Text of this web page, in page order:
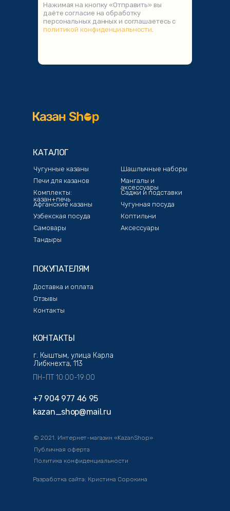
Нажимая на кнопку «Отправить» вы
даёте согласие на обработку
персональных данных и соглашаетесь с
политикой конфиденциальности
КАТАЛОГ
ПОКУПАТЕЛЯМ
ПН-ПТ 10:00-19:00
© 2021. Интернет-магазин «KazanShop»
Чугунные казаны
Печи для казанов
Комплекты:
казан+печь
Афганские казаны
Узбекская посуда
Шашлычные наборы
Мангалы и
аксессуары
Доставка и оплата
Отзывы
Контакты
Саджи и подставки
Аксессуары
Политика конфиденциальности
Самовары
Коптильни
Разработка сайта: Кристина Сорокина
Чугунная посуда
Тандыры
КОНТАКТЫ
г. Кыштым, улица Карла
Либкнехта, 113
+7 904 977 46 95
kazan_shop@mail.ru
Публичная оферта